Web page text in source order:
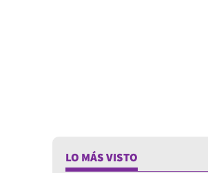
LO MÁS VISTO